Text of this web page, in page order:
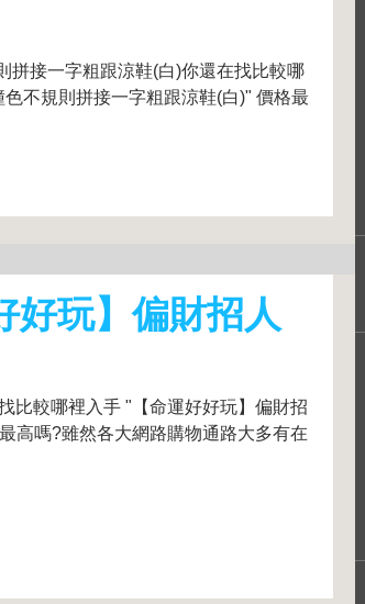
拼接一字粗跟涼鞋(白)你還在找比較哪
不規則拼接一字粗跟涼鞋(白)" 價格最
好玩】偏財招人
比較哪裡入手 "【命運好好玩】偏財招
高嗎?雖然各大網路購物通路大多有在